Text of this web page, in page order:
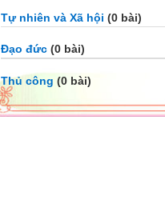
Tự nhiên và Xã hội (0 bài)
Đạo đức (0 bài)
Thủ công (0 bài)